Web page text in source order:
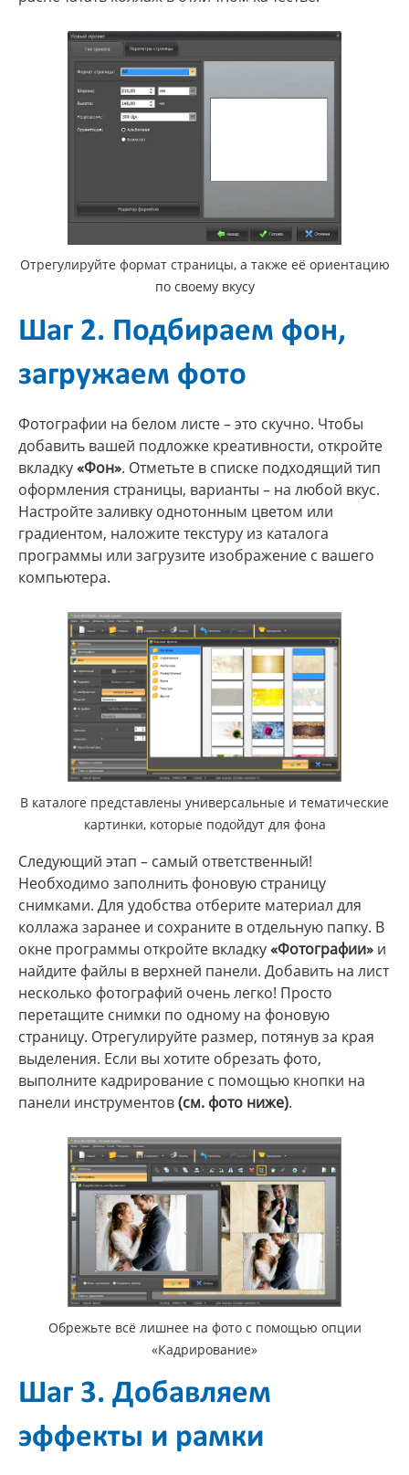
Отрегулируйте формат страницы, а также её ориентацию
по своему вкусу
Шаг 2. Подбираем фон,
загружаем фото
Фотографии на белом листе – это скучно. Чтобы
добавить вашей подложке креативности, откройте
вкладку«Фон». Отметьте в списке подходящий тип
оформления страницы, варианты – на любой вкус.
Настройте заливку однотонным цветом или
градиентом, наложите текстуру из каталога
программы или загрузите изображение с вашего
компьютера.
В каталоге представлены универсальные и тематические
картинки, которые подойдут для фона
Следующий этап – самый ответственный!
Необходимо заполнить фоновую страницу
снимками. Для удобства отберите материал для
коллажа заранее и сохраните в отдельную папку. В
окне программы откройте вкладку«Фотографии» и
найдите файлы в верхней панели. Добавить на лист
несколько фотографий очень легко! Просто
перетащите снимки по одному на фоновую
страницу. Отрегулируйте размер, потянув за края
выделения. Если вы хотите обрезать фото,
выполните кадрирование с помощью кнопки на
панели инструментов(см. фото ниже).
Обрежьте всё лишнее на фото с помощью опции
«Кадрирование»
Шаг 3. Добавляем
эффекты и рамки